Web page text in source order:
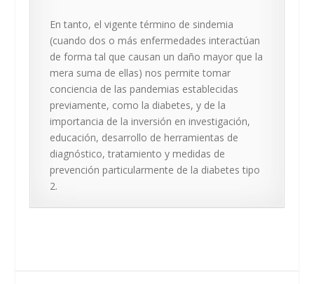
En tanto, el vigente término de sindemia
(cuando dos o más enfermedades interactúan
de forma tal que causan un daño mayor que la
mera suma de ellas) nos permite tomar
conciencia de las pandemias establecidas
previamente, como la diabetes, y de la
importancia de la inversión en investigación,
educación, desarrollo de herramientas de
diagnóstico, tratamiento y medidas de
prevención particularmente de la diabetes tipo
2.